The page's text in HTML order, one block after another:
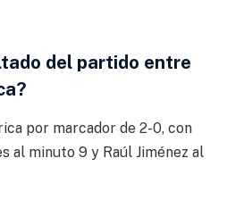
del partido entre
por marcador de 2-0, con
al minuto 9 y Raúl Jiménez al